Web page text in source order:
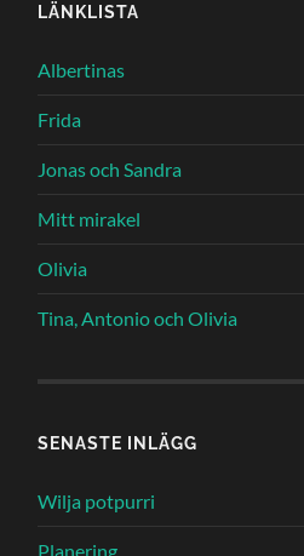
LÄNKLISTA
Albertinas
Frida
Jonas och Sandra
Mitt mirakel
Olivia
Tina, Antonio och Olivia
SENASTE INLÄGG
Wilja potpurri
Planering